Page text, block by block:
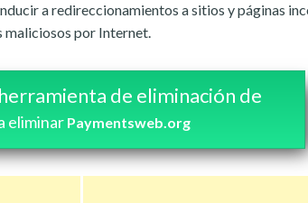
a redireccionamientos a sitios y páginas
maliciosos por Internet.
de eliminación de
eliminar Paymentsweb.org